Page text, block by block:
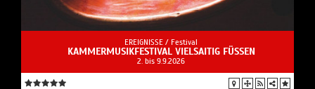
EREIGNISSE / Festival
KAMMERMUSIKFESTIVAL VIELSAITIG FÜSSEN
2. bis 9.9.2026